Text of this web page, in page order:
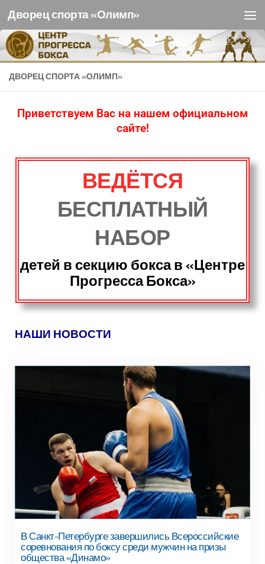
Перейти к содержимому
Дворец спорта «Олимп»
ДВОРЕЦ СПОРТА «ОЛИМП»
Приветствуем Вас на нашем официальном
сайте!
ВЕДЁТСЯ
БЕСПЛАТНЫЙ
НАБОР
детей в секцию бокса в «Центре
Прогресса Бокса»
НАШИ НОВОСТИ
В Санкт-Петербурге завершились Всероссийские
соревнования по боксу среди мужчин на призы
общества «Динамо»